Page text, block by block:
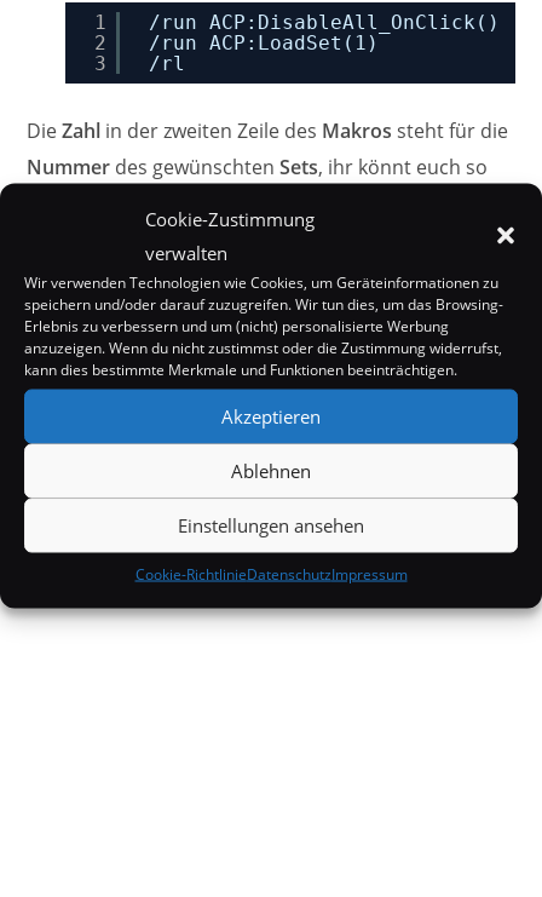
Cookie-Zustimmung
verwalten
Wir verwenden Technologien wie Cookies, um Geräteinformationen zu
speichern und/oder darauf zuzugreifen. Wir tun dies, um das Browsing-
Erlebnis zu verbessern und um (nicht) personalisierte Werbung
anzuzeigen. Wenn du nicht zustimmst oder die Zustimmung widerrufst,
kann dies bestimmte Merkmale und Funktionen beeinträchtigen.
Akzeptieren
Ablehnen
Einstellungen ansehen
Cookie-RichtlinieDatenschutzImpressum
1
2
3
/run ACP:DisableAll_OnClick()
/run ACP:LoadSet(1)
/rl
DieZahl in der zweiten Zeile des Makros steht für die
Nummer des gewünschtenSets, ihr könnt euch so
(standardmäßig dürften mindestens
möglich
sein, also mehr als genug), ihr müsst nur jeweils die
NummerdesSetsändern.
Nun kann man mit einemeinzigen Klickauf dieses
jederzeit das gespeicherte
und hat z.B. imRaidnur dieAddons, die man dort
auch wirklich braucht aktiv und verbraucht nicht
Speicher / CPU, was ja neben den
auch auf dieFPSgeht.